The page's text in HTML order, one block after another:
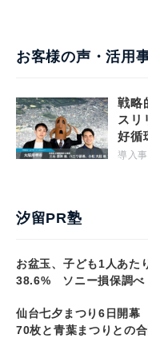
お客様の声・活用
戦略
スリ
好循
導入
汐留PR塾
お盆玉、子ども1人あ
38.6% ソニー損保調べ
仙台七夕まつり6日開
70枚と青葉まつりとの